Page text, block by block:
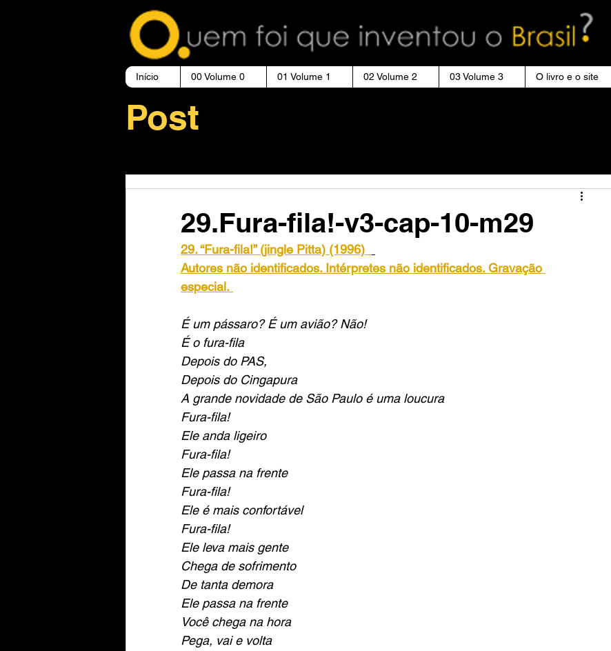
Início 00 Volume 0 01 Volume 1 02 Volume 2 03 Volume 3 O livro e o site
Post
29.Fura-fila!-v3-cap-10-m29
29. “Fura-fila!” (jingle Pitta) (1996)
Autores não identificados. Intérpretes não identificados. Gravação
especial.
É um pássaro? É um avião? Não!
É o fura-fila
Depois do PAS,
Depois do Cingapura
A grande novidade de São Paulo é uma loucura
Fura-fila!
Ele anda ligeiro
Fura-fila!
Ele passa na frente
Fura-fila!
Ele é mais confortável
Fura-fila!
Ele leva mais gente
Chega de sofrimento
De tanta demora
Ele passa na frente
Você chega na hora
Pega, vai e volta